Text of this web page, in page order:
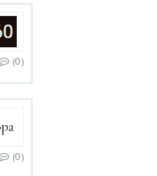
(0)
(0)